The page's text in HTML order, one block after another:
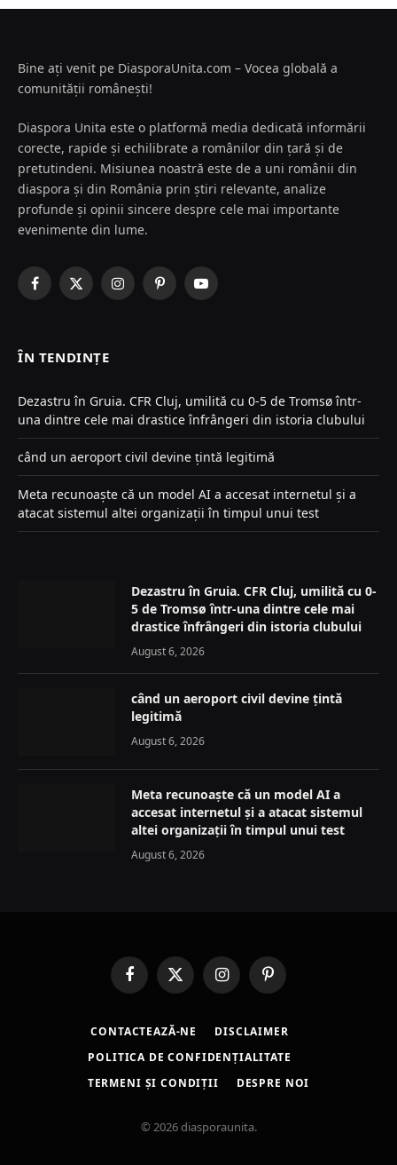
Bine ați venit pe DiasporaUnita.com – Vocea globală a
comunității românești!
Diaspora Unita este o platformă media dedicată informării
corecte, rapide și echilibrate a românilor din țară și de
pretutindeni. Misiunea noastră este de a uni românii din
diaspora și din România prin știri relevante, analize
profunde și opinii sincere despre cele mai importante
evenimente din lume.
Facebook
X
InstagramPinterestYouTube
ÎN TENDINȚE
Dezastru în Gruia. CFR Cluj, umilită cu 0-5 de Tromsø într-
una dintre cele mai drastice înfrângeri din istoria clubului
când un aeroport civil devine țintă legitimă
Meta recunoaște că un model AI a accesat internetul și a
atacat sistemul altei organizații în timpul unui test
Dezastru în Gruia. CFR Cluj, umilită cu 0-
5 de Tromsø într-una dintre cele mai
drastice înfrângeri din istoria clubului
August 6, 2026
când un aeroport civil devine țintă
legitimă
August 6, 2026
Meta recunoaște că un model AI a
accesat internetul și a atacat sistemul
altei organizații în timpul unui test
August 6, 2026
FacebookX
(Twitter)
InstagramPinterest
CONTACTEAZĂ-NE
DISCLAIMER
POLITICA DE CONFIDENȚIALITATE
TERMENI ȘI CONDIȚII
DESPRE NOI
© 2026 diasporaunita.